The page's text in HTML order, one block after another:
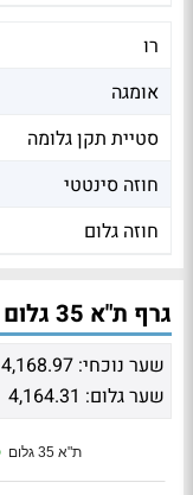
רו
אומגה
סטיית תקן גלומה
חוזה סינטטי
חוזה גלום
גרף ת"א 35 גלום
שער נוכחי: 4,168.97
שער גלום: 4,164.31